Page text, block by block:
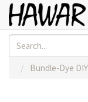
Bundle-Dye